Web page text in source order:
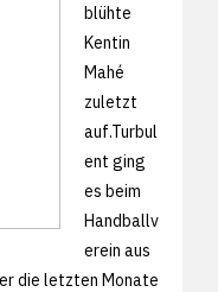
blühte
Kentin
Mahé
zuletzt
auf.Turbul
ent ging
es beim
Handballv
erein aus
die letzten Monate